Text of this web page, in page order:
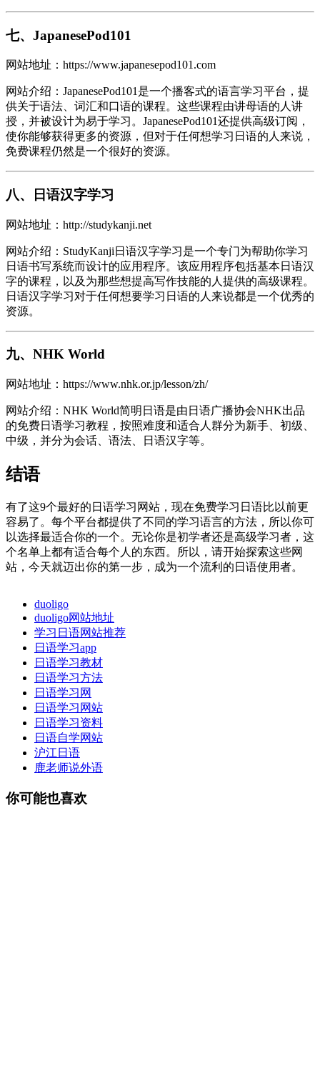
七、JapanesePod101
网站地址：https://www.japanesepod101.com
网站介绍：JapanesePod101是一个播客式的语言学习平台，提
供关于语法、词汇和口语的课程。这些课程由讲母语的人讲
授，并被设计为易于学习。JapanesePod101还提供高级订阅，
使你能够获得更多的资源，但对于任何想学习日语的人来说，
免费课程仍然是一个很好的资源。
八、日语汉字学习
网站地址：http://studykanji.net
网站介绍：StudyKanji日语汉字学习是一个专门为帮助你学习
日语书写系统而设计的应用程序。该应用程序包括基本日语汉
字的课程，以及为那些想提高写作技能的人提供的高级课程。
日语汉字学习对于任何想要学习日语的人来说都是一个优秀的
资源。
九、NHK World
网站地址：https://www.nhk.or.jp/lesson/zh/
网站介绍：NHK World简明日语是由日语广播协会NHK出品
的免费日语学习教程，按照难度和适合人群分为新手、初级、
中级，并分为会话、语法、日语汉字等。
结语
有了这9个最好的日语学习网站，现在免费学习日语比以前更
容易了。每个平台都提供了不同的学习语言的方法，所以你可
以选择最适合你的一个。无论你是初学者还是高级学习者，这
个名单上都有适合每个人的东西。所以，请开始探索这些网
站，今天就迈出你的第一步，成为一个流利的日语使用者。
duoligo
duoligo网站地址
学习日语网站推荐
日语学习app
日语学习教材
日语学习方法
日语学习网
日语学习网站
日语学习资料
日语自学网站
沪江日语
鹿老师说外语
你可能也喜欢